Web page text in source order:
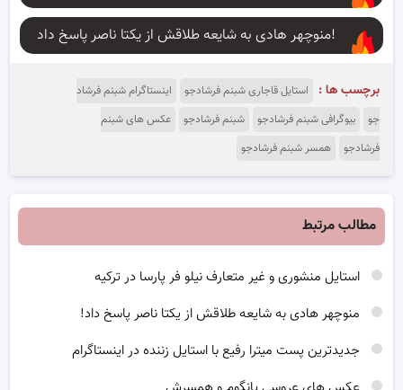
منوچهر هادی به شایعه طلاقش از یکتا ناصر پاسخ داد!
برچسب ها : استایل قاجاری شبنم فرشادجو
اینستاگرام شبنم فرشاد
جو
بیوگرافی شبنم فرشادجو شبنم فرشادجو
عکس های شبنم
فرشادجو
همسر شبنم فرشادجو
مطالب مرتبط
استایل منشوری و غیر متعارف نیلو فر پارسا در ترکیه
منوچهر هادی به شایعه طلاقش از یکتا ناصر پاسخ داد!
جدیدترین پست میترا رفیع با استایل زننده در اینستاگرام